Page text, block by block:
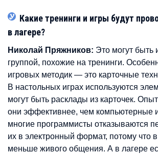
Какие тренинги и игры будут
в лагере?
Николай Пряжников: Это могут быть
группой, похожие на тренинги.
игровых методик — это карточные
В настольных играх используются
могут быть расклады из карточек.
они эффективнее, чем компьютерные
многие программисты отказываются
их в электронный формат, потому что
меньше живого общения. А в лагере